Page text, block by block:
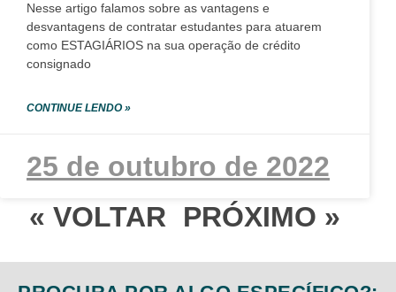
Nesse artigo falamos sobre as vantagens e
desvantagens de contratar estudantes para atuarem
como ESTAGIÁRIOS na sua operação de crédito
consignado
CONTINUE LENDO »
25 de outubro de 2022
« VOLTAR
PRÓXIMO »